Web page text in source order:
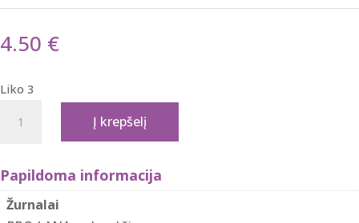
4.50 €
Liko 3
kiekis:
Lana
žurnalas
Maschen
Į krepšelį
Papildoma informacija
Žurnalai